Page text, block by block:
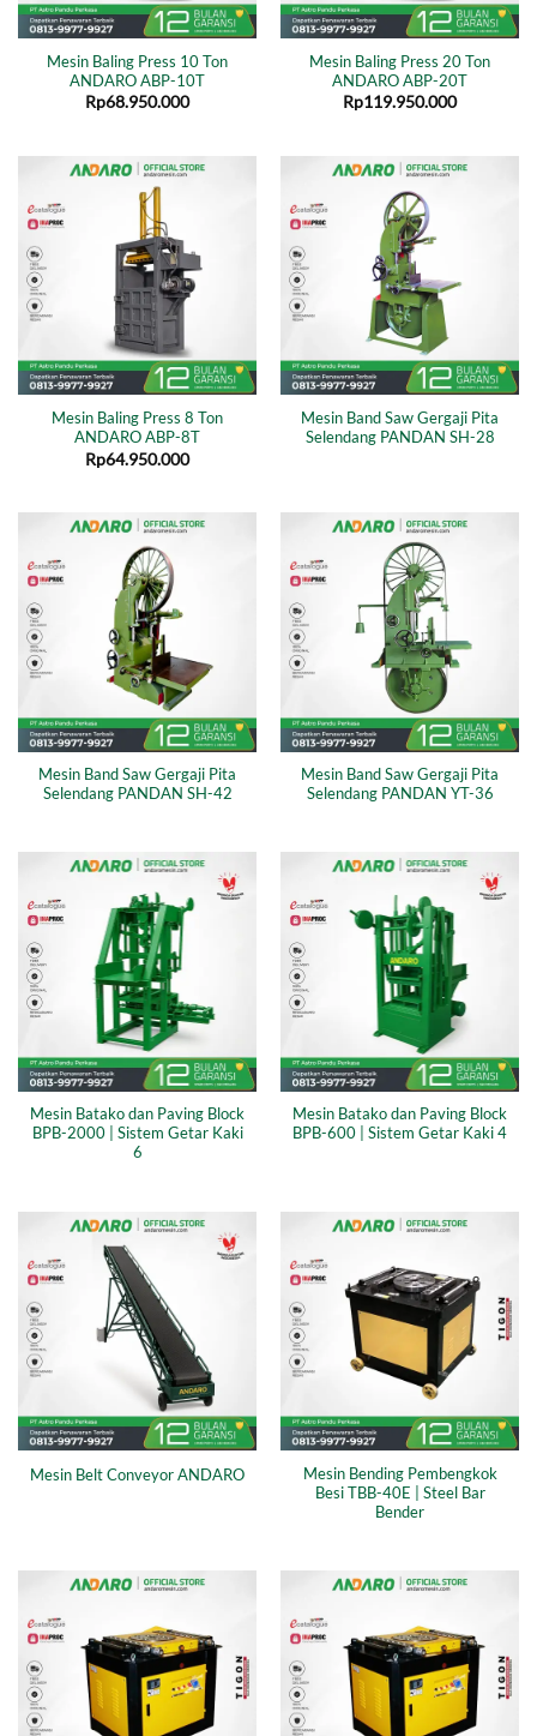
Mesin Baling Press 10 Ton
ANDARO ABP-10T
Rp68.950.000
Mesin Baling Press 20 Ton
ANDARO ABP-20T
Rp119.950.000
Mesin Baling Press 8 Ton
ANDARO ABP-8T
Rp64.950.000
Mesin Band Saw Gergaji Pita
Selendang PANDAN SH-28
Mesin Band Saw Gergaji Pita
Selendang PANDAN SH-42
Mesin Band Saw Gergaji Pita
Selendang PANDAN YT-36
Mesin Batako dan Paving Block
BPB-2000 | Sistem Getar Kaki
6
Mesin Batako dan Paving Block
BPB-600 | Sistem Getar Kaki 4
Mesin Belt Conveyor ANDARO
Mesin Bending Pembengkok
Besi TBB-40E | Steel Bar
Bender